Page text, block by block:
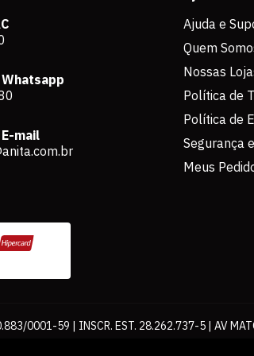
mail
Ajuda e
Quem
Nossas
Política de
Política de
Segurança
Meus
0001-59 | INSCR. EST. 28.262.737-5 | AV